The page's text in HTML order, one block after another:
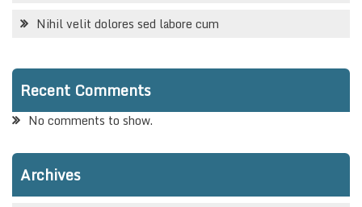
Nihil velit dolores sed labore cum
Recent Comments
No comments to show.
Archives